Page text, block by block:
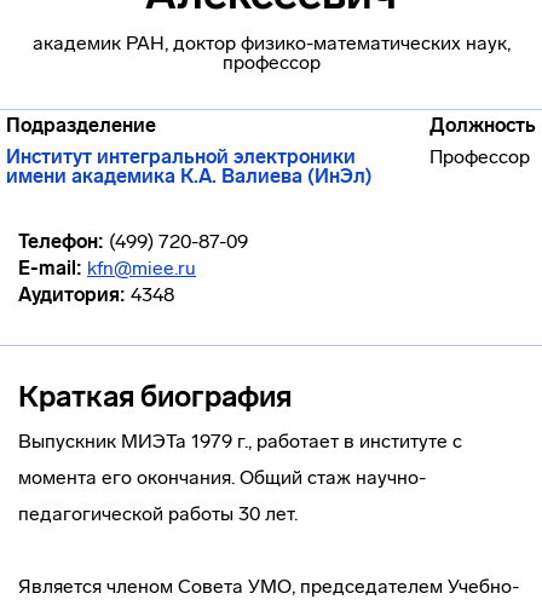
академик РАН, доктор физико-математических наук,
профессор
Подразделение
Должность
Институт интегральной электроники
имени академика К.А. Валиева (ИнЭл)
Профессор
Телефон: (499) 720-87-09
E-mail: kfn@miee.ru
Аудитория: 4348
Краткая биография
Выпускник МИЭТа 1979 г., работает в институте с
момента его окончания. Общий стаж научно-
педагогической работы 30 лет.
Является членом Совета УМО, председателем Учебно-